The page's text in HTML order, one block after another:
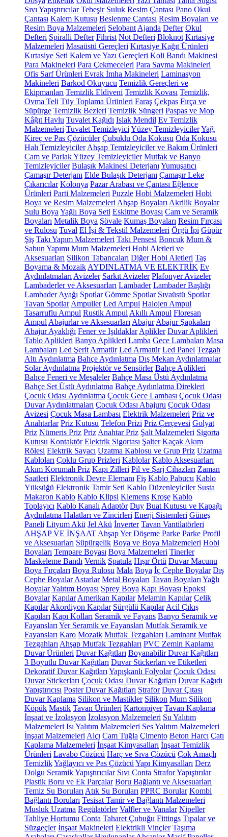
Sıvı Yapıştırıcılar Tebeşir Suluk Resim Çantası Pano Okul
Çantası Kalem Kutusu Beslenme Çantası Resim Boyaları ve
Resim Boya Malzemeleri Selobant Ajanda Defter Okul
Defteri Spiralli Defter Fihrist Not Defteri Bloknot Kırtasiye
Malzemeleri Masaüstü Gereçleri Kırtasiye Kağıt Ürünleri
Kırtasiye Seti Kalem ve Yazı Gereçleri Koli Bandı Makinesi
Para Makineleri Para Çekmeceleri Para Sayma Makineleri
Ofis Sarf Ürünleri Evrak İmha Makineleri Laminasyon
Makineleri Barkod Okuyucu Temizlik Gereçleri ve
Ekipmanları Temizlik Eldiveni Temizlik Kovası Temizlik,
Ovma Teli Tüy Toplama Ürünleri Faraş Çekpas Fırça ve
Süpürge Temizlik Bezleri Temizlik Süngeri Paspas ve Mop
Kâğıt Havlu Tuvalet Kağıdı Islak Mendil Ev Temizlik
Malzemeleri Tuvalet Temizleyici Yüzey TemizleyicilerYağ,
Kireç ve Pas Çözücüler Çubuklu Oda Kokusu Oda Kokusu
Halı Temizleyiciler Ahşap Temizleyiciler ve Bakım Ürünleri
Cam ve Parlak Yüzey Temizleyiciler Mutfak ve Banyo
Temizleyiciler Bulaşık Makinesi Deterjanı Yumuşatıcı
Çamaşır Deterjanı Elde Bulaşık Deterjanı Çamaşır Leke
Çıkarıcılar Kolonya Pazar Arabası ve Çantası Eğlence
Ürünleri Parti Malzemeleri Puzzle Hobi Malzemeleri Hobi
Boya ve Resim Malzemeleri Ahşap Boyaları Akrilik Boyalar
Sulu Boya Yağlı Boya Seti Eskitme Boyası Cam ve Seramik
Boyaları Metalik Boya Şövale Kumaş Boyaları Resim Fırçası
ve Rulosu Tuval El İşi & Tekstil Malzemeleri Örgü İpi Güpür
Şiş Takı Yapım Malzemeleri Takı Pensesi Boncuk Mum &
Sabun Yapımı Mum Malzemeleri Hobi Aletleri ve
Aksesuarları Silikon Tabancaları Diğer Hobi Aletleri Taş
Boyama & Mozaik AYDINLATMA VE ELEKTRİK Ev
Aydınlatmaları Avizeler Sarkıt Avizeler Plafonyer Avizeler
Lambaderler ve Aksesuarları Lambader Lambader Başlığı
Lambader Ayağı Spotlar Gömme Spotlar Sıvaüstü Spotlar
Tavan Spotlar Ampuller Led Ampul Halojen Ampul
Tasarruflu Ampul Rustik Ampul Akıllı Ampul Floresan
Ampul Abajurlar ve Aksesuarları Abajur Abajur Şapkaları
Abajur Ayaklığı Fener ve Işıldaklar Aplikler Duvar Aplikleri
Tablo Aplikleri Banyo Aplikleri Lamba Gece Lambaları Masa
Lambaları Led Şerit Armatür Led Armatür Led Panel Tezgah
Altı Aydınlatma Bahçe Aydınlatma Dış Mekan Aydınlatmalar
Solar Aydınlatma Projektör ve Sensörler Bahçe Aplikleri
Bahçe Feneri ve Meşaleler Bahçe Masa Üstü Aydınlatma
Bahçe Set Üstü Aydınlatma Bahçe Aydınlatma Direkleri
Çocuk Odası Aydınlatma Çocuk Gece Lambası Çocuk Odası
Duvar Aydınlatmaları Çocuk Odası Abajuru Çocuk Odası
Avizesi Çocuk Masa Lambası Elektrik Malzemeleri Priz ve
Anahtarlar Priz Kutusu Telefon Prizi Priz Çerçevesi Golyat
Priz Nümeris Priz Priz Anahtar Priz Şalt Malzemeleri Sigorta
Kutusu Kontaktör Elektrik Sigortası Şalter Kaçak Akım
Rölesi Elektrik Sayacı Uzatma Kablosu ve Grup Priz Uzatma
Kabloları Çoklu Grup Prizleri Kablolar Kablo Aksesuarları
Akım Korumalı Priz Kapı Zilleri Pil ve Şarj Cihazları Zaman
Saatleri Elektronik Devre Elemanı Fiş Kablo Pabucu Kablo
Yüksüğü Elektronik Tamir Seti Kablo Düzenleyiciler Susta
Makaron Kablo Kablo Klipsi Klemens Kroşe Kablo
Toplayıcı Kablo Kanalı Adaptör Duy Buat Kutusu ve Kapağı
Aydınlatma Halatları ve Zincirleri Enerji Sistemleri Güneş
Paneli Lityum Akü Jel Akü İnverter Tavan Vantilatörleri
AHŞAP VE İNŞAAT Ahşap Yer Döşeme Parke Parke Profil
ve Aksesuarları Süpürgelik Boya ve Boya Malzemeleri Hobi
Boyaları Tempare Boyası Boya Malzemeleri Tinerler
Maskeleme Bandı Vernik Spatula Hışır Örtü Duvar Macunu
Boya Fırçaları Boya Rulosu Mala Boya İç Cephe Boyalar Dış
Cephe Boyalar Astarlar Metal Boyaları Tavan Boyaları Yağlı
BoyalarYalıtım Boyası Sprey Boya Kapı Boyası Epoksi
Boyalar Kapılar Amerikan Kapılar Melamin Kapılar Çelik
Kapılar Akordiyon Kapılar Sürgülü Kapılar Acil Çıkış
Kapıları Kapı Kolları Seramik ve Fayans Banyo Seramik ve
Fayansları Yer Seramik ve Fayansları Mutfak Seramik ve
Fayansları Karo Mozaik Mutfak Tezgahları Laminant Mutfak
Tezgahları Ahşap Mutfak Tezgahları PVC Zemin Kaplama
Duvar Ürünleri Duvar Kağıtları Boyanabilir Duvar Kağıtları
3 Boyutlu Duvar Kağıtları Duvar Stickerları ve Etiketleri
Dekoratif Duvar Kağıtları Yapışkanlı Folyolar Çocuk Odası
Duvar Stickerları Çocuk Odası Duvar Kağıtları Duvar Kağıdı
Yapıştırıcısı Poster Duvar Kağıtları Strafor Duvar Çıtası
Duvar Kaplama Silikon ve Mastikler Silikon Mum Silikon
Köpük Mastik Tavan Ürünleri Kartonpiyer Tavan Kaplama
İnşaat ve İzolasyon İzolasyon Malzemeleri Su Yalıtım
Malzemeleri Isı Yalıtım Malzemeleri Ses Yalıtım Malzemeleri
İnşaat Malzemeleri Alçı Cam Tuğla Çimento Beton Harcı Çatı
Kaplama Malzemeleri İnşaat Kimyasalları İnşaat Temizlik
Ürünleri Lavabo Çözücü Harç ve Sıva Çözücü Çok Amaçlı
TemizlikYağlayıcı ve Pas Çözücü Yapı Kimyasalları Derz
Dolgu Seramik Yapıştırıcılar Sıvı Conta Strafor Yapıştırılar
Plastik Boru ve Ek Parçalar Boru Bağlantı ve Aksesuarları
Temiz Su Boruları Atık Su Boruları PPRC Borular Kombi
Bağlantı Boruları Tesisat Tamir ve Bağlantı Malzemeleri
Musluk Uzatma Regülatörler Valfler ve Vanalar Nipeller
Tahliye Hortumu Conta Taharet Çubuğu Fittings Tıpalar ve
Süzgeçler İnşaat Makineleri Elektrikli Vinçler Taşıma